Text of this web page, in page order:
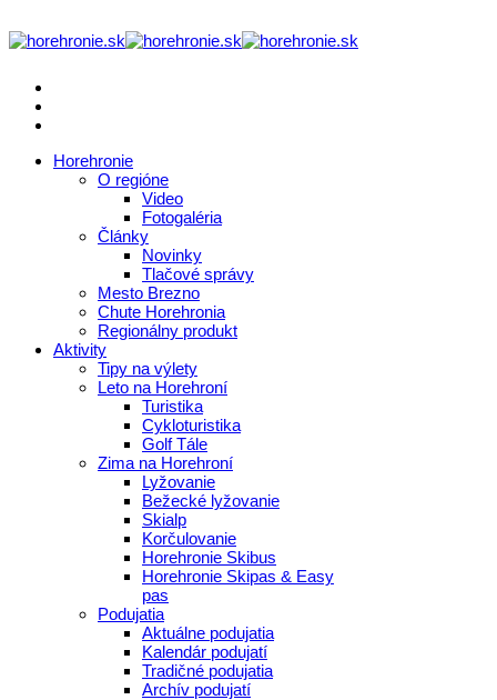
Horehronie
O regióne
Video
Fotogaléria
Články
Novinky
Tlačové správy
Mesto Brezno
Chute Horehronia
Regionálny produkt
Aktivity
Tipy na výlety
Leto na Horehroní
Turistika
Cykloturistika
Golf Tále
Zima na Horehroní
Lyžovanie
Bežecké lyžovanie
Skialp
Korčulovanie
Horehronie Skibus
Horehronie Skipas & Easy
pas
Podujatia
Aktuálne podujatia
Kalendár podujatí
Tradičné podujatia
Archív podujatí